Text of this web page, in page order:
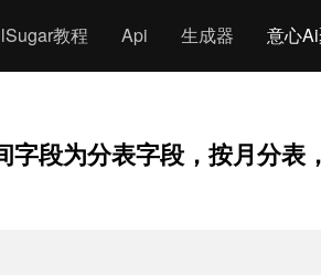
教程 Api 生成器 意心
段为分表字段，按月分表